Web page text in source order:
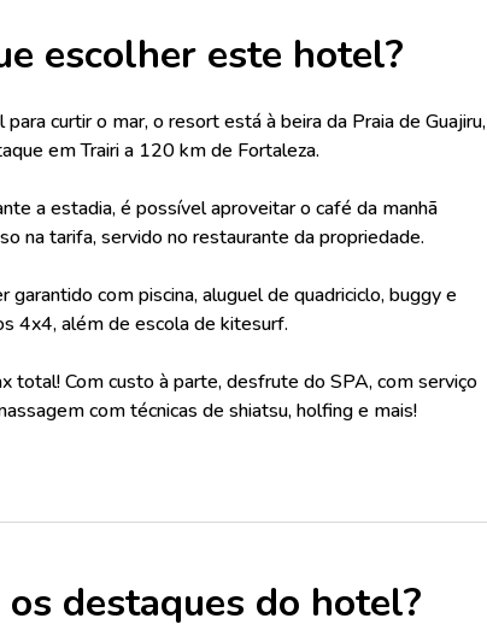
escolher este hotel?
para curtir o mar, o resort está à beira da Praia de Guajiru,
em Trairi a 120 km de Fortaleza.
a estadia, é possível aproveitar o café da manhã
na tarifa, servido no restaurante da propriedade.
garantido com piscina, aluguel de quadriciclo, buggy e
4x4, além de escola de kitesurf.
total! Com custo à parte, desfrute do SPA, com serviço
com técnicas de shiatsu, holfing e mais!
os destaques do hotel?